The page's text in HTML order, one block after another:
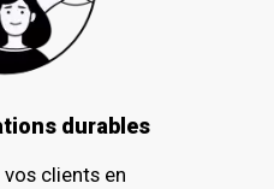
durables
clients en